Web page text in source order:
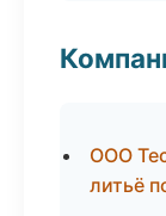
ООО
литьё